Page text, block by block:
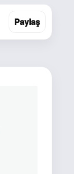
Paylaş